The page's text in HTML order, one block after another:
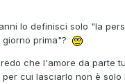
lo definisci solo "la
prima"?
che l'amore da parte
cui lasciarlo non è solo